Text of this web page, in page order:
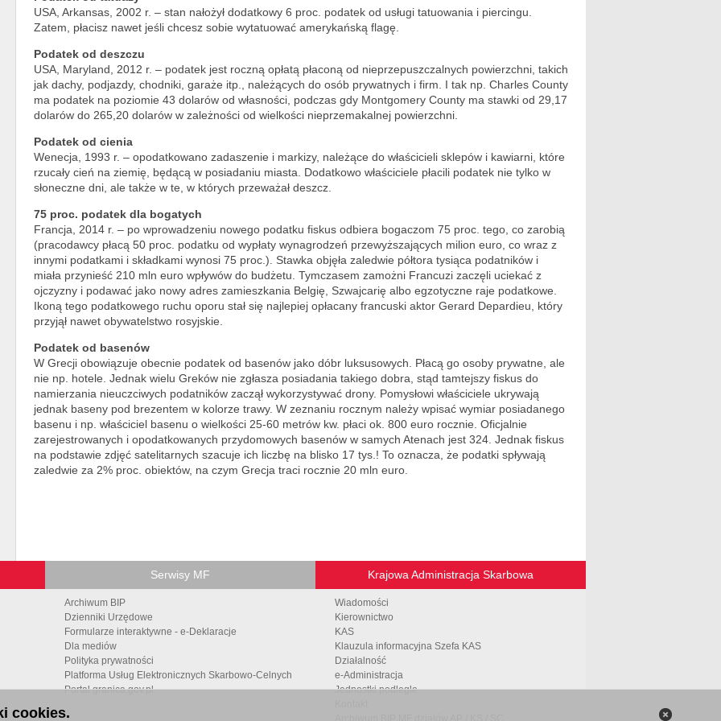
USA, Arkansas, 2002 r. – stan nałożył dodatkowy 6 proc. podatek od usługi tatuowania i piercingu.
Zatem, płacisz nawet jeśli chcesz sobie wytatuować amerykańską flagę.
Podatek od deszczu
USA, Maryland, 2012 r. – podatek jest roczną opłatą płaconą od nieprzepuszczalnych powierzchni, takich
jak dachy, podjazdy, chodniki, garaże itp., należących do osób prywatnych i firm. I tak np. Charles County
ma podatek na poziomie 43 dolarów od własności, podczas gdy Montgomery County ma stawki od 29,17
dolarów do 265,20 dolarów w zależności od wielkości nieprzemakalnej powierzchni.
Podatek od cienia
Wenecja, 1993 r. – opodatkowano zadaszenie i markizy, należące do właścicieli sklepów i kawiarni, które
rzucały cień na ziemię, będącą w posiadaniu miasta. Dodatkowo właściciele płacili podatek nie tylko w
słoneczne dni, ale także w te, w których przeważał deszcz.
75 proc. podatek dla bogatych
Francja, 2014 r. – po wprowadzeniu nowego podatku fiskus odbiera bogaczom 75 proc. tego, co zarobią
(pracodawcy płacą 50 proc. podatku od wypłaty wynagrodzeń przewyższających milion euro, co wraz z
innymi podatkami i składkami wynosi 75 proc.). Stawka objęła zaledwie półtora tysiąca podatników i
miała przynieść 210 mln euro wpływów do budżetu. Tymczasem zamożni Francuzi zaczęli uciekać z
ojczyzny i podawać jako nowy adres zamieszkania Belgię, Szwajcarię albo egzotyczne raje podatkowe.
Ikoną tego podatkowego ruchu oporu stał się najlepiej opłacany francuski aktor Gerard Depardieu, który
przyjął nawet obywatelstwo rosyjskie.
Podatek od basenów
W Grecji obowiązuje obecnie podatek od basenów jako dóbr luksusowych. Płacą go osoby prywatne, ale
nie np. hotele. Jednak wielu Greków nie zgłasza posiadania takiego dobra, stąd tamtejszy fiskus do
namierzania nieuczciwych podatników zaczął wykorzystywać drony. Pomysłowi właściciele ukrywają
jednak baseny pod brezentem w kolorze trawy. W zeznaniu rocznym należy wpisać wymiar posiadanego
basenu i np. właściciel basenu o wielkości 25-60 metrów kw. płaci ok. 800 euro rocznie. Oficjalnie
zarejestrowanych i opodatkowanych przydomowych basenów w samych Atenach jest 324. Jednak fiskus
na podstawie zdjęć satelitarnych szacuje ich liczbę na blisko 17 tys.! To oznacza, że podatki spływają
zaledwie za 2% proc. obiektów, na czym Grecja traci rocznie 20 mln euro.
Serwisy MF
Archiwum BIP
Dzienniki Urzędowe
Formularze interaktywne - e-Deklaracje
Dla mediów
Polityka prywatności
Platforma Usług Elektronicznych Skarbowo-Celnych
Portal granica.gov.pl
Krajowa Administracja Skarbowa
Wiadomości
Kierownictwo
KAS
Klauzula informacyjna Szefa KAS
Działalność
e-Administracja
Jednostki podległe
cookies.